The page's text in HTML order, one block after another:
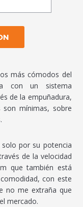
más cómodos del
con un sistema
de la empuñadura,
mínimas, sobre
por su potencia
de la velocidad
que también está
con este
no me extraña que
mercado.